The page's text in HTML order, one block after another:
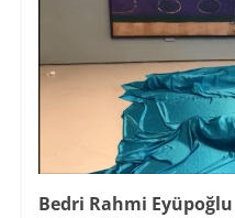
Bedri Rahmi